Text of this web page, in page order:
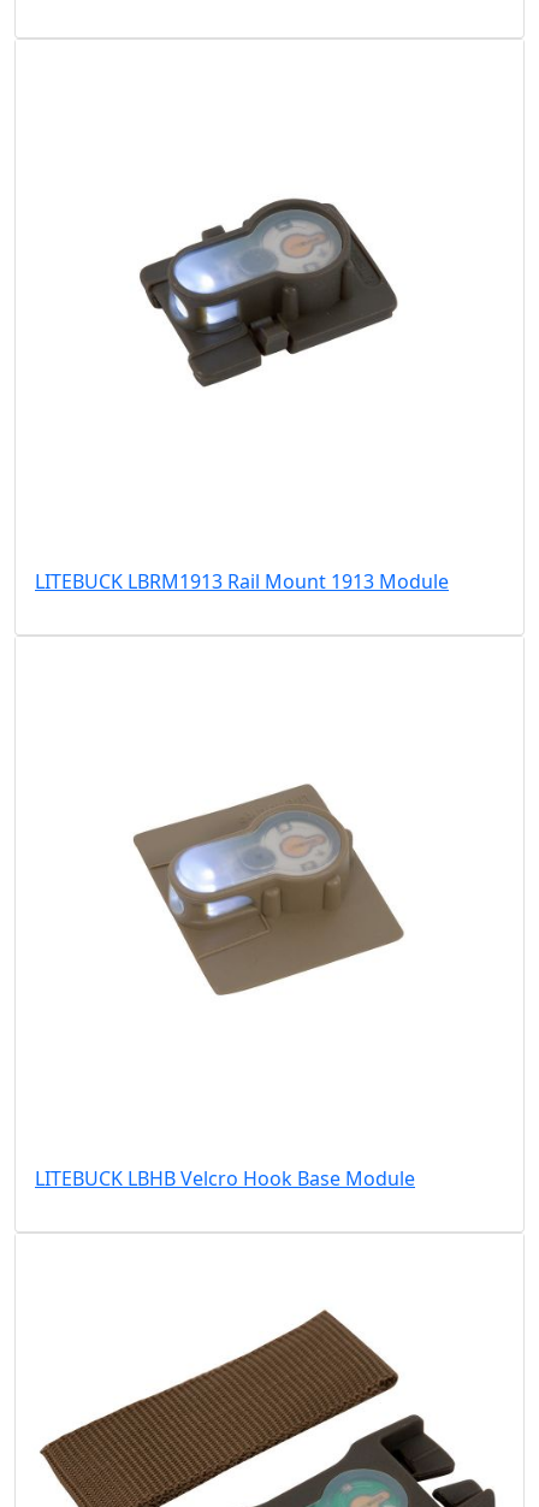
LITEBUCK LBRM1913 Rail Mount 1913 Module
LITEBUCK LBHB Velcro Hook Base Module